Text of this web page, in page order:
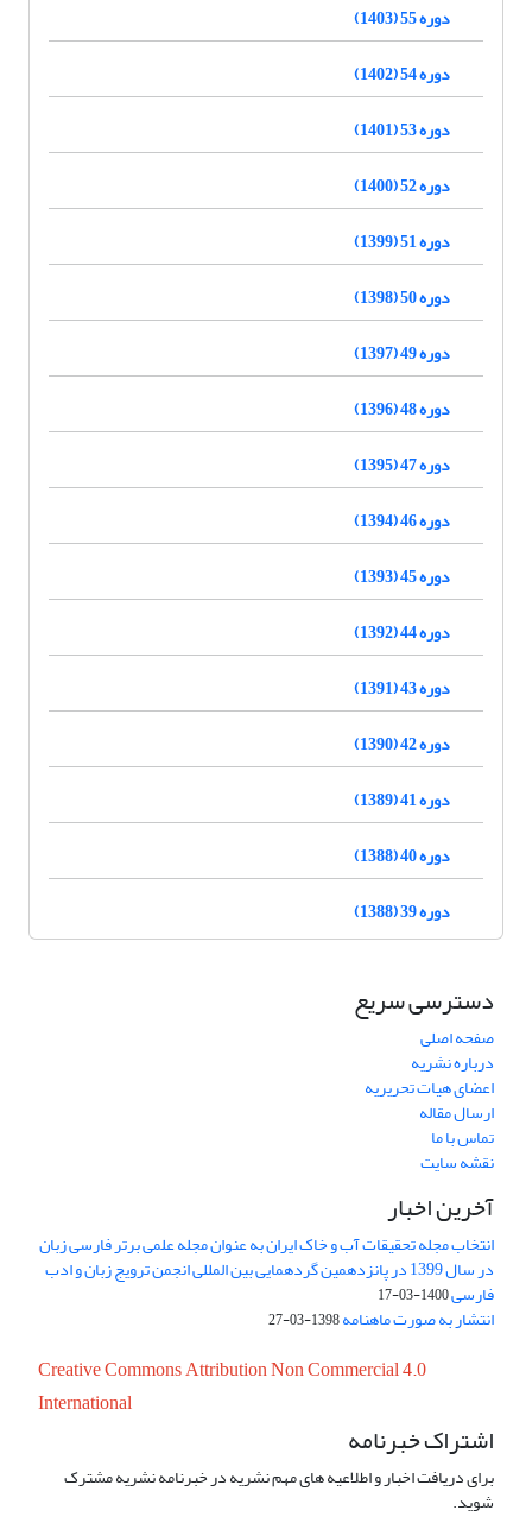
دوره 55 (1403)
دوره 54 (1402)
دوره 53 (1401)
دوره 52 (1400)
دوره 51 (1399)
دوره 50 (1398)
دوره 49 (1397)
دوره 48 (1396)
دوره 47 (1395)
دوره 46 (1394)
دوره 45 (1393)
دوره 44 (1392)
دوره 43 (1391)
دوره 42 (1390)
دوره 41 (1389)
دوره 40 (1388)
دوره 39 (1388)
دسترسی سریع
صفحه اصلی
درباره نشریه
اعضای هیات تحریریه
ارسال مقاله
تماس با ما
نقشه سایت
آخرین اخبار
انتخاب مجله تحقیقات آب و خاک ایران به عنوان مجله علمی برتر فارسی زبان
در سال 1399 در پانزدهمین گردهمایی بین المللی انجمن ترویج زبان و ادب
فارسی1400-03-17
انتشار به صورت ماهنامه1398-03-27
Creative Commons Attribution Non Commercial 4.0
International
اشتراک خبرنامه
برای دریافت اخبار و اطلاعیه های مهم نشریه در خبرنامه نشریه مشترک
شوید.